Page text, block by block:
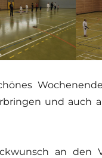
und auch
an den